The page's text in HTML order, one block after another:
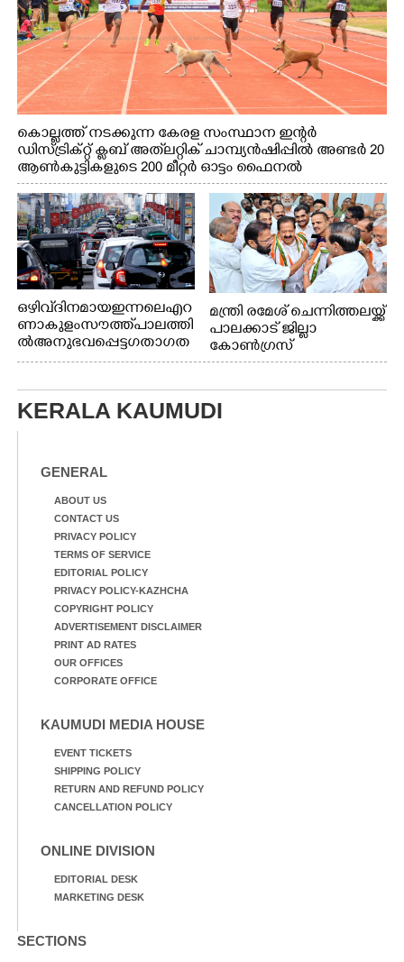
കൊല്ലത്ത് നടക്കുന്ന കേരള സംസ്ഥാന ഇന്റർ
ഡിസ്ട്രിക്റ്റ് ക്ലബ് അത്‌ലറ്റിക് ചാമ്പ്യൻഷിപ്പിൽ അണ്ടർ 20
ആൺകുട്ടികളുടെ 200 മീറ്റർ ഓട്ടം ഫൈനൽ
മത്സരത്തിനിടെ സിന്തറ്റിക് ട്രാക്കിന് കുറുകെ ഓടുന്ന
നായകൾ.
ഒഴിവ് ദിനമായ ഇന്നലെ എറ
ണാകുളം സൗത്ത് പാലത്തി
ൽ അനുഭവപ്പെട്ട ഗതാഗത
ക്കുരുക്ക്
മന്ത്രി രമേശ് ചെന്നിത്തലയ്ക്ക്
പാലക്കാട് ജില്ലാ
കോൺഗ്രസ്
KERALA KAUMUDI
GENERAL
ABOUT US
CONTACT US
PRIVACY POLICY
TERMS OF SERVICE
EDITORIAL POLICY
PRIVACY POLICY-KAZHCHA
COPYRIGHT POLICY
ADVERTISEMENT DISCLAIMER
PRINT AD RATES
OUR OFFICES
CORPORATE OFFICE
KAUMUDI MEDIA HOUSE
EVENT TICKETS
SHIPPING POLICY
RETURN AND REFUND POLICY
CANCELLATION POLICY
ONLINE DIVISION
EDITORIAL DESK
MARKETING DESK
SECTIONS